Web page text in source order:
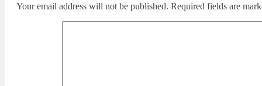
Your email address will not be published. Required fields are